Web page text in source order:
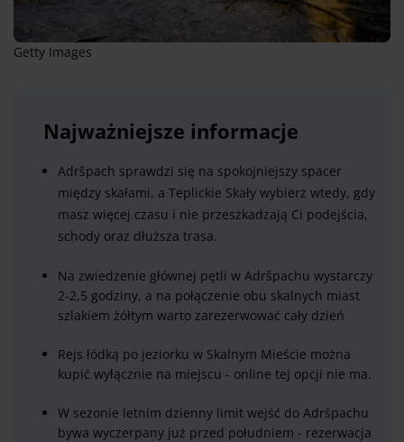
Getty Images
Najważniejsze informacje
Adršpach sprawdzi się na spokojniejszy spacer
między skałami, a Teplickie Skały wybierz wtedy, gdy
masz więcej czasu i nie przeszkadzają Ci podejścia,
schody oraz dłuższa trasa.
Na zwiedzenie głównej pętli w Adršpachu wystarczy
2-2,5 godziny, a na połączenie obu skalnych miast
szlakiem żółtym warto zarezerwować cały dzień
Rejs łódką po jeziorku w Skalnym Mieście można
kupić wyłącznie na miejscu - online tej opcji nie ma.
W sezonie letnim dzienny limit wejść do Adršpachu
bywa wyczerpany już przed południem - rezerwacja